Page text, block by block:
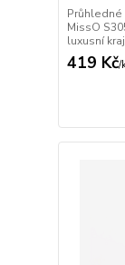
MissO
luxusní
419 Kč/